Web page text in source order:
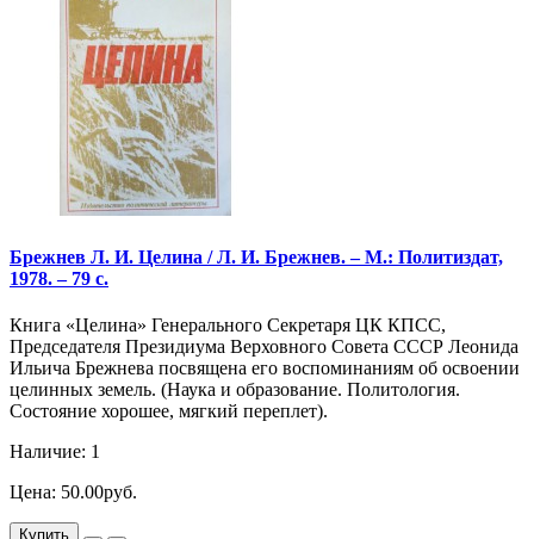
Брежнев Л. И. Целина / Л. И. Брежнев. – М.: Политиздат,
1978. – 79 с.
Книга «Целина» Генерального Секретаря ЦК КПСС,
Председателя Президиума Верховного Совета СССР Леонида
Ильича Брежнева посвящена его воспоминаниям об освоении
целинных земель. (Наука и образование. Политология.
Состояние хорошее, мягкий переплет).
Наличие: 1
Цена: 50.00руб.
Купить